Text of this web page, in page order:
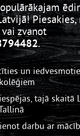
Piesakies,
zvanot
.
un
tajā skaitā
darbu ar